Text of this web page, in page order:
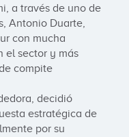
a través de uno de
Antonio Duarte,
con mucha
el sector y más
compite
decidió
estratégica de
por su